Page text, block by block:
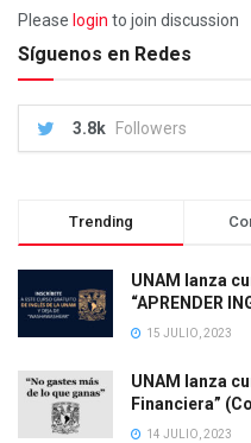
Please login to join discussion
Síguenos en Redes
3.8k Followers
Trending
UNAM lanza
“APRENDER
15 JULIO, 2023
UNAM lanza
Financiera”
14 JULIO, 2023